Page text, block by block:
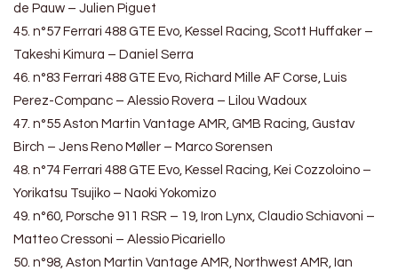
de Pauw – Julien Piguet
45. n°57 Ferrari 488 GTE Evo, Kessel Racing, Scott Huffaker –
Takeshi Kimura – Daniel Serra
46. n°83 Ferrari 488 GTE Evo, Richard Mille AF Corse, Luis
Perez-Companc – Alessio Rovera – Lilou Wadoux
47. n°55 Aston Martin Vantage AMR, GMB Racing, Gustav
Birch – Jens Reno Møller – Marco Sorensen
48. n°74 Ferrari 488 GTE Evo, Kessel Racing, Kei Cozzoloino –
Yorikatsu Tsujiko – Naoki Yokomizo
49. n°60, Porsche 911 RSR – 19, Iron Lynx, Claudio Schiavoni –
Matteo Cressoni – Alessio Picariello
50. n°98, Aston Martin Vantage AMR, Northwest AMR, Ian